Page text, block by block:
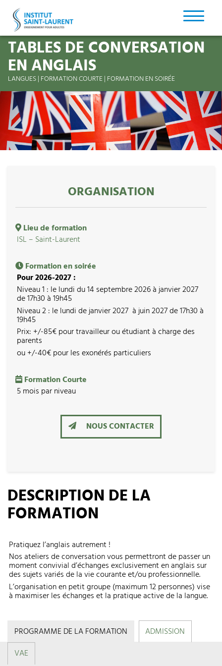
TABLES DE CONVERSATION
EN ANGLAIS
LANGUES | FORMATION COURTE | FORMATION EN SOIRÉE
ORGANISATION
Lieu de formation
ISL – Saint-Laurent
Formation en soirée
Pour 2026-2027 :
Niveau 1 : le lundi du 14 septembre 2026 à janvier 2027
de 17h30 à 19h45
Niveau 2 : le lundi de janvier 2027 à juin 2027 de 17h30 à
19h45
Prix: +/-85€ pour travailleur ou étudiant à charge des
parents
ou +/-40€ pour les exonérés particuliers
Formation Courte
5 mois par niveau
NOUS CONTACTER
DESCRIPTION DE LA
FORMATION
Pratiquez l’anglais autrement !
Nos ateliers de conversation vous permettront de passer un
moment convivial d’échanges exclusivement en anglais sur
des sujets variés de la vie courante et/ou professionnelle.
L’organisation en petit groupe (maximum 12 personnes) vise
à maximiser les échanges et la pratique active de la langue.
PROGRAMME DE LA FORMATION
ADMISSION
VAE